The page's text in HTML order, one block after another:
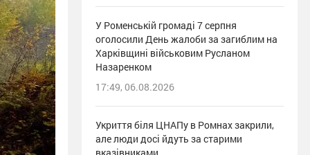
У Роменській громаді 7 серпня
оголосили День жалоби за загиблим на
Харківщині військовим Русланом
Назаренком
17:49, 06.08.2026
Укриття біля ЦНАПу в Ромнах закрили,
але люди досі йдуть за старими